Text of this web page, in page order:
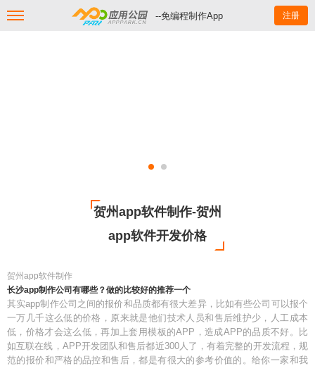
--免编程制作App 注册
贺州app软件制作-贺州
app软件开发价格
贺州app软件制作
长沙app制作公司有哪些？做的比较好的推荐一个
其实app制作公司之间的报价和品质都有很大差异，比如有些公司可以报个
一万几千这么低的价格，原来就是他们技术人员和售后维护少，人工成本
低，价格才会这么低，再加上套用模板的APP，造成APP的品质不好。比
如互联在线，APP开发团队和售后都近300人了，有着完整的开发流程，规
范的报价和严格的品控和售后，都是有很大的参考价值的。给你一家和我